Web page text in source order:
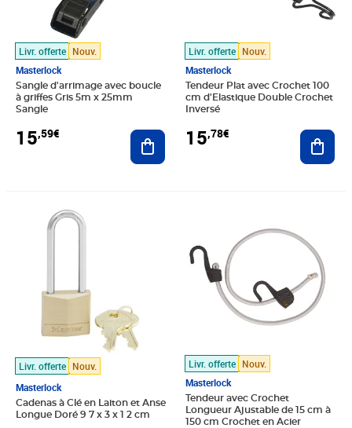
Livr. offerte Nouv.
Masterlock
Sangle d'arrimage avec boucle
à griffes Gris 5m x 25mm
Sangle
15,59€ Ajouter au panier
Livr. offerte Nouv.
Masterlock
Tendeur Plat avec Crochet 100
cm d'Elastique Double Crochet
Inversé
15,78€
Livr. offerte Nouv.
Masterlock
Cadenas à Clé en Laiton et Anse
Longue Doré 9 7 x 3 x 1 2 cm
Prix 15,79€
Livr. offerte Nouv.
Masterlock
Tendeur avec Crochet
Longueur Ajustable de 15 cm à
150 cm Crochet en Acier